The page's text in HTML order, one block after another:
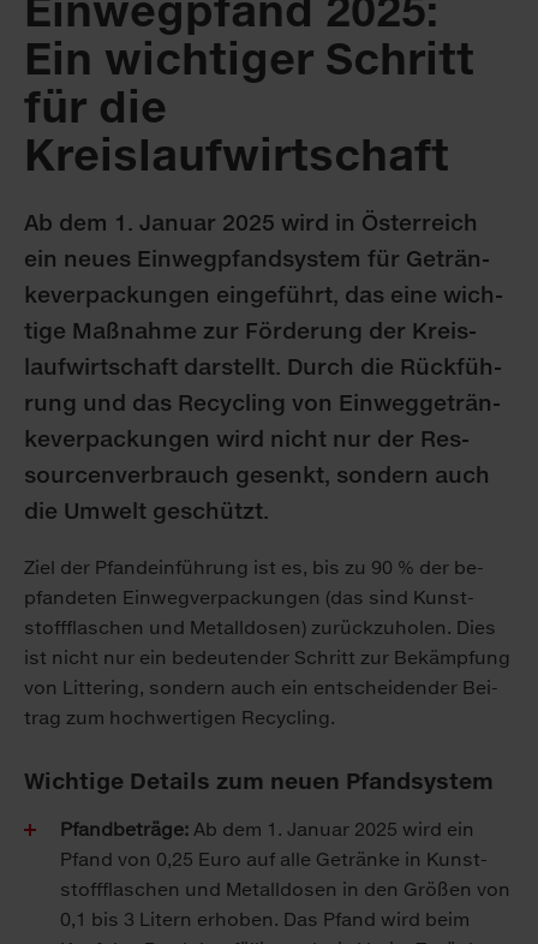
Einwegpfand 2025:
Ein wichtiger Schritt
für die
Kreislaufwirtschaft
Ab dem 1. Ja­nu­ar 2025 wird in Ös­ter­reich
ein neu­es Ein­weg­pfand­sys­tem für Ge­trän­
ke­ver­pa­ckun­gen ein­ge­führt, das ei­ne wich­
ti­ge Maß­nah­me zur För­de­rung der Kreis­
lauf­wirt­schaft dar­stellt. Durch die Rück­füh­
rung und das Re­cy­cling von Ein­weg­ge­trän­
ke­ver­pa­ckun­gen wird nicht nur der Res­
sour­cen­ver­brauch ge­senkt, son­dern auch
die Um­welt ge­schützt.
Ziel der Pfand­ein­füh­rung ist es, bis zu 90 % der be­
pfan­de­ten Ein­weg­ver­pa­ckun­gen (das sind Kunst­
stoff­fla­schen und Me­tall­do­sen) zu­rück­zu­ho­len. Dies
ist nicht nur ein be­deu­ten­der Schritt zur Be­kämp­fung
von Lit­te­ring, son­dern auch ein ent­schei­den­der Bei­
trag zum hoch­wer­ti­gen Re­cy­cling.
Wichtige Details zum neuen Pfandsystem
Pfand­be­trä­ge: Ab dem 1. Ja­nu­ar 2025 wird ein
Pfand von 0,25 Eu­ro auf al­le Ge­trän­ke in Kunst­
stoff­fla­schen und Me­tall­do­sen in den Grö­ßen von
0,1 bis 3 Li­tern er­ho­ben. Das Pfand wird beim